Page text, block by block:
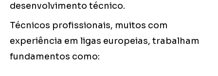
desenvolvimento técnico.
Técnicos profissionais, muitos com
experiência em ligas europeias, trabalham
fundamentos como: